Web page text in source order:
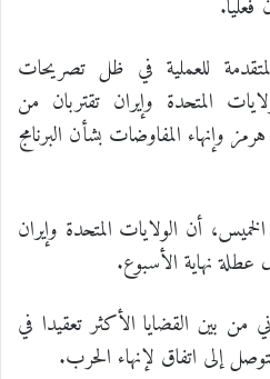
للعملية في ظل تصريحات
المتحدة وإيران تقتربان من
وإنهاء المفاوضات بشأن البرنامج
أن الولايات المتحدة وإيران
عطلة نهاية الأسبوع.
من بين القضايا الأكثر تعقيدا في
إلى اتفاق لإنهاء الحرب.